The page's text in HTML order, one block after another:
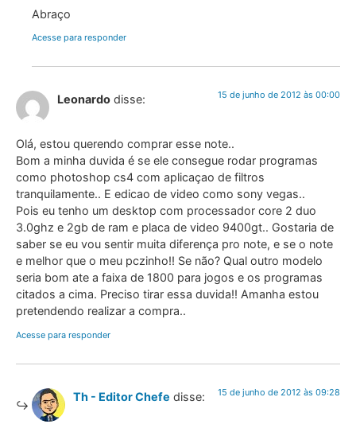
Abraço
Acesse para responder
Leonardo disse: 15 de junho de 2012 às 00:00
Olá, estou querendo comprar esse note..
Bom a minha duvida é se ele consegue rodar programas
como photoshop cs4 com aplicaçao de filtros
tranquilamente.. E edicao de video como sony vegas..
Pois eu tenho um desktop com processador core 2 duo
3.0ghz e 2gb de ram e placa de video 9400gt.. Gostaria de
saber se eu vou sentir muita diferença pro note, e se o note
e melhor que o meu pczinho!! Se não? Qual outro modelo
seria bom ate a faixa de 1800 para jogos e os programas
citados a cima. Preciso tirar essa duvida!! Amanha estou
pretendendo realizar a compra..
Acesse para responder
Th - Editor Chefe disse: 15 de junho de 2012 às 09:28